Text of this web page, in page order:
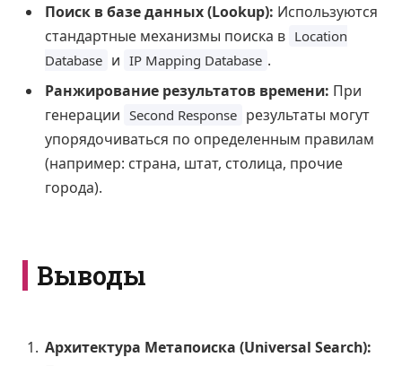
Поиск в базе данных (Lookup): Используются
стандартные механизмы поиска в Location
Database и IP Mapping Database .
Ранжирование результатов времени: При
генерации Second Response результаты могут
упорядочиваться по определенным правилам
(например: страна, штат, столица, прочие
города).
Выводы
Архитектура Метапоиска (Universal Search):